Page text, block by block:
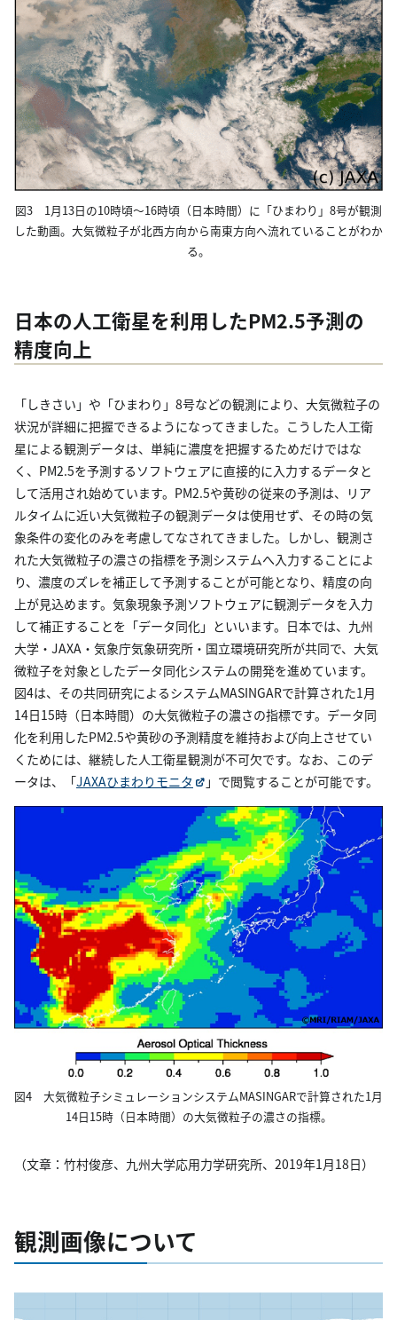
図3 1月13日の10時頃～16時頃（日本時間）に「ひまわり」8号が観測
した動画。大気微粒子が北西方向から南東方向へ流れていることがわか
る。
日本の人工衛星を利用したPM2.5予測の
精度向上
「しきさい」や「ひまわり」8号などの観測により、大気微粒子の
状況が詳細に把握できるようになってきました。こうした人工衛
星による観測データは、単純に濃度を把握するためだけではな
く、PM2.5を予測するソフトウェアに直接的に入力するデータと
して活用され始めています。PM2.5や黄砂の従来の予測は、リア
ルタイムに近い大気微粒子の観測データは使用せず、その時の気
象条件の変化のみを考慮してなされてきました。しかし、観測さ
れた大気微粒子の濃さの指標を予測システムへ入力することによ
り、濃度のズレを補正して予測することが可能となり、精度の向
上が見込めます。気象現象予測ソフトウェアに観測データを入力
して補正することを「データ同化」といいます。日本では、九州
大学・JAXA・気象庁気象研究所・国立環境研究所が共同で、大気
微粒子を対象としたデータ同化システムの開発を進めています。
図4は、その共同研究によるシステムMASINGARで計算された1月
14日15時（日本時間）の大気微粒子の濃さの指標です。データ同
化を利用したPM2.5や黄砂の予測精度を維持および向上させてい
くためには、継続した人工衛星観測が不可欠です。なお、このデ
ータは、「JAXAひまわりモニタ 」で閲覧することが可能です。
図4 大気微粒子シミュレーションシステムMASINGARで計算された1月
14日15時（日本時間）の大気微粒子の濃さの指標。
（文章：竹村俊彦、九州大学応用力学研究所、2019年1月18日）
観測画像について